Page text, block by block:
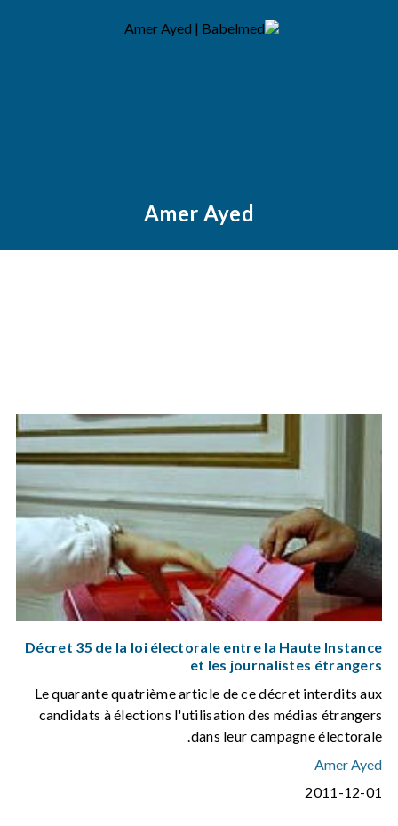
Amer Ayed
Décret 35 de la loi électorale entre la Haute Instance
et les journalistes étrangers
Le quarante quatrième article de ce décret interdits aux
candidats à élections l'utilisation des médias étrangers
dans leur campagne électorale.
Amer Ayed
2011-12-01